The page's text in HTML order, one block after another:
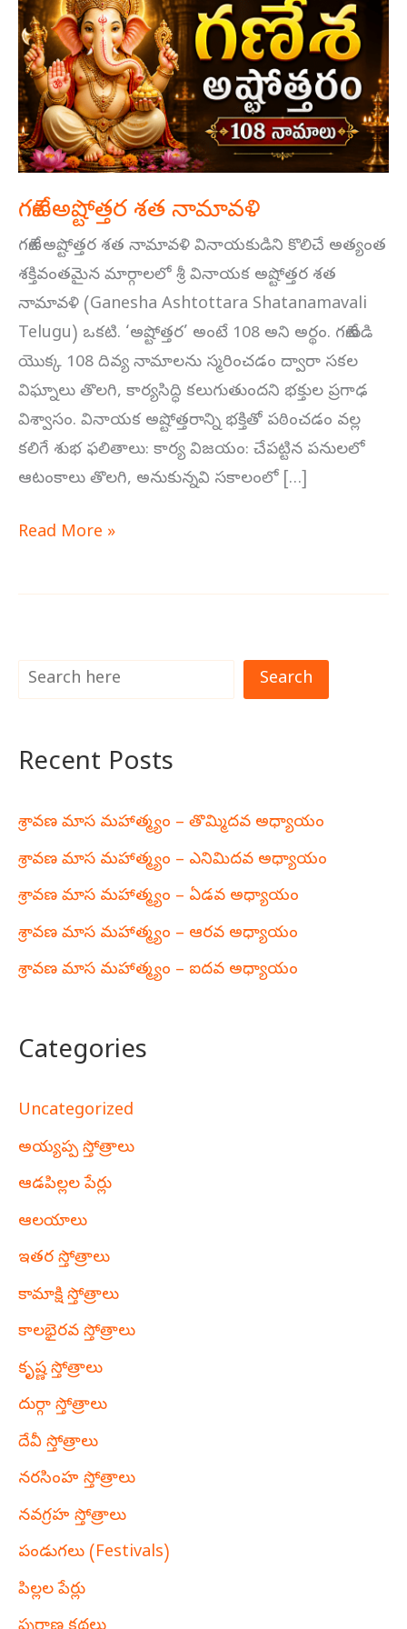
గణేశ అష్టోత్తర శత నామావళి
గణేశ అష్టోత్తర శత నామావళి వినాయకుడిని కొలిచే అత్యంత
శక్తివంతమైన మార్గాలలో శ్రీ వినాయక అష్టోత్తర శత
నామావళి (Ganesha Ashtottara Shatanamavali
Telugu) ఒకటి. ‘అష్టోత్తర’ అంటే 108 అని అర్థం. గణేశుడి
యొక్క 108 దివ్య నామాలను స్మరించడం ద్వారా సకల
విఘ్నాలు తొలగి, కార్యసిద్ధి కలుగుతుందని భక్తుల ప్రగాఢ
విశ్వాసం. వినాయక అష్టోత్తరాన్ని భక్తితో పఠించడం వల్ల
కలిగే శుభ ఫలితాలు: కార్య విజయం: చేపట్టిన పనులలో
ఆటంకాలు తొలగి, అనుకున్నవి సకాలంలో […]
అష్టోత్తర
శత
నామావళి
Read More »
Search
Recent Posts
శ్రావణ మాస మహాత్మ్యం – తొమ్మిదవ అధ్యాయం
శ్రావణ మాస మహాత్మ్యం – ఎనిమిదవ అధ్యాయం
శ్రావణ మాస మహాత్మ్యం – ఏడవ అధ్యాయం
శ్రావణ మాస మహాత్మ్యం – ఆరవ అధ్యాయం
శ్రావణ మాస మహాత్మ్యం – ఐదవ అధ్యాయం
Categories
Uncategorized
అయ్యప్ప స్తోత్రాలు
ఆడపిల్లల పేర్లు
ఆలయాలు
ఇతర స్తోత్రాలు
కామాక్షి స్తోత్రాలు
కాలభైరవ స్తోత్రాలు
కృష్ణ స్తోత్రాలు
దుర్గా స్తోత్రాలు
దేవీ స్తోత్రాలు
నరసింహ స్తోత్రాలు
నవగ్రహ స్తోత్రాలు
పండుగలు (Festivals)
పిల్లల పేర్లు